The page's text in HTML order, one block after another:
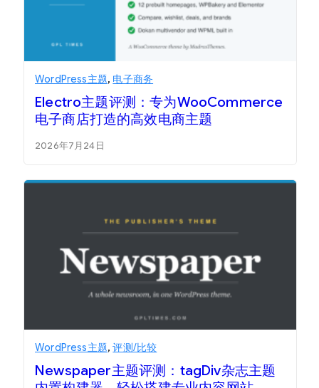
WordPress主题, 电子商务
Electro主题评测：专为WooCommerce
电子商店打造的高效电商主题
2026年7月24日
WordPress主题,评测/比较
Newspaper主题评测：tagDiv杂志主题